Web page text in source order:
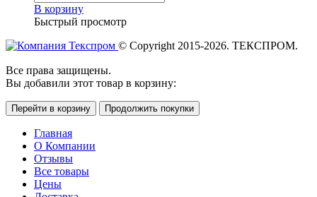
В корзину
Быстрый просмотр
© Copyright 2015-2026. ТЕКСПРОМ.
Все права защищены.
Вы добавили этот товар в корзину:
Перейти в корзину Продолжить покупки
Главная
О Компании
Отзывы
Все товары
Цены